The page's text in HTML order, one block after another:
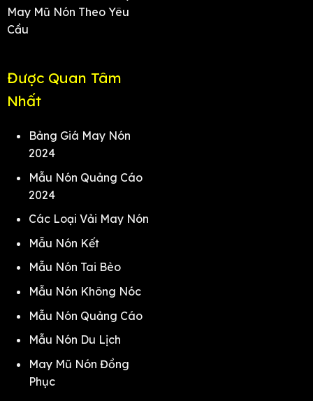
May Mũ Nón Theo Yêu
Cầu
Được Quan Tâm
Nhất
Bảng Giá May Nón
2024
Mẫu Nón Quảng Cáo
2024
Các Loại Vải May Nón
Mẫu Nón Kết
Mẫu Nón Tai Bèo
Mẫu Nón Không Nóc
Mẫu Nón Quảng Cáo
Mẫu Nón Du Lịch
May Mũ Nón Đồng
Phục